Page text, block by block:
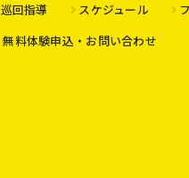
巡回指導 スケジュール
無料体験申込・お問い合わせ